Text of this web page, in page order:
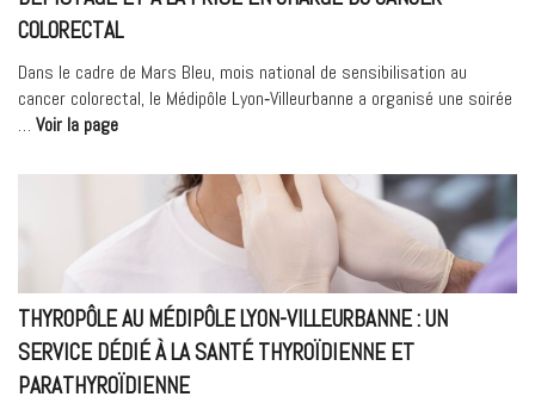
Privé »
COLORECTAL
Dans le cadre de Mars Bleu, mois national de sensibilisation au
cancer colorectal, le Médipôle Lyon‑Villeurbanne a organisé une soirée
… Voir la page« Mars
:
soirée
au
dépistage
et
à
THYROPÔLE AU MÉDIPÔLE LYON-VILLEURBANNE : UN
SERVICE DÉDIÉ À LA SANTÉ THYROÏDIENNE ET
PARATHYROÏDIENNE